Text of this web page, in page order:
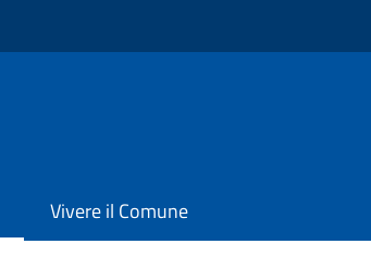
Vivere il Comune